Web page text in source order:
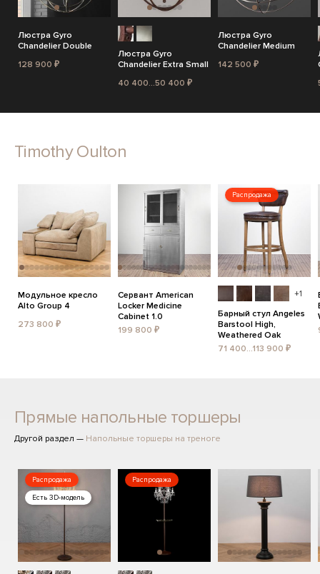
Люстра Gyro
Chandelier Double
128 900 ₽
Люстра Gyro
Chandelier Extra Small
40 400...50 400 ₽
Люстра Gyro
Chandelier Medium
142 500 ₽
Timothy Oulton
Модульное кресло
Alto Group 4
273 800 ₽
Сервант American
Locker Medicine
Cabinet 1.0
199 800 ₽
Распродажа
+1
Барный стул Angeles
Barstool High,
Weathered Oak
71 400...113 900 ₽
Прямые напольные торшеры
Другой раздел — Напольные торшеры на треноге
Распродажа
Есть 3D-модель
Распродажа